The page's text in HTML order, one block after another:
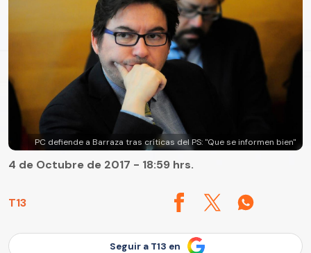
PC defiende a Barraza tras críticas del PS: "Que se informen bien"
T13
4 de Octubre de 2017 - 18:59 hrs.
Seguir a T13 en